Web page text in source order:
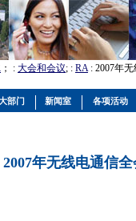
； : 大会和会议; : RA: 2007年
2007年无线电通信
部门 新闻室 各项活动